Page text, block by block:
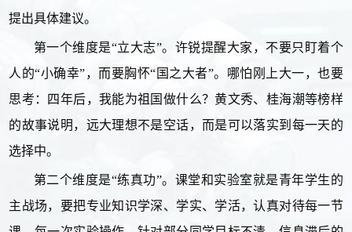
提出具体建议。
第一个维度是“立大志”。许锐提醒大家，不要只盯着个
人的“小确幸”，而要胸怀“国之大者”。哪怕刚上大一，也要
思考：四年后，我能为祖国做什么？黄文秀、桂海潮等榜样
的故事说明，远大理想不是空话，而是可以落实到每一天的
选择中。
第二个维度是“练真功”。课堂和实验室就是青年学生的
主战场，要把专业知识学深、学实、学活，认真对待每一节